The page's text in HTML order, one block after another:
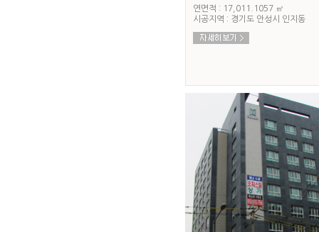
연면적 : 17,011.1057 ㎡
시공지역 : 경기도 안성시 인지동